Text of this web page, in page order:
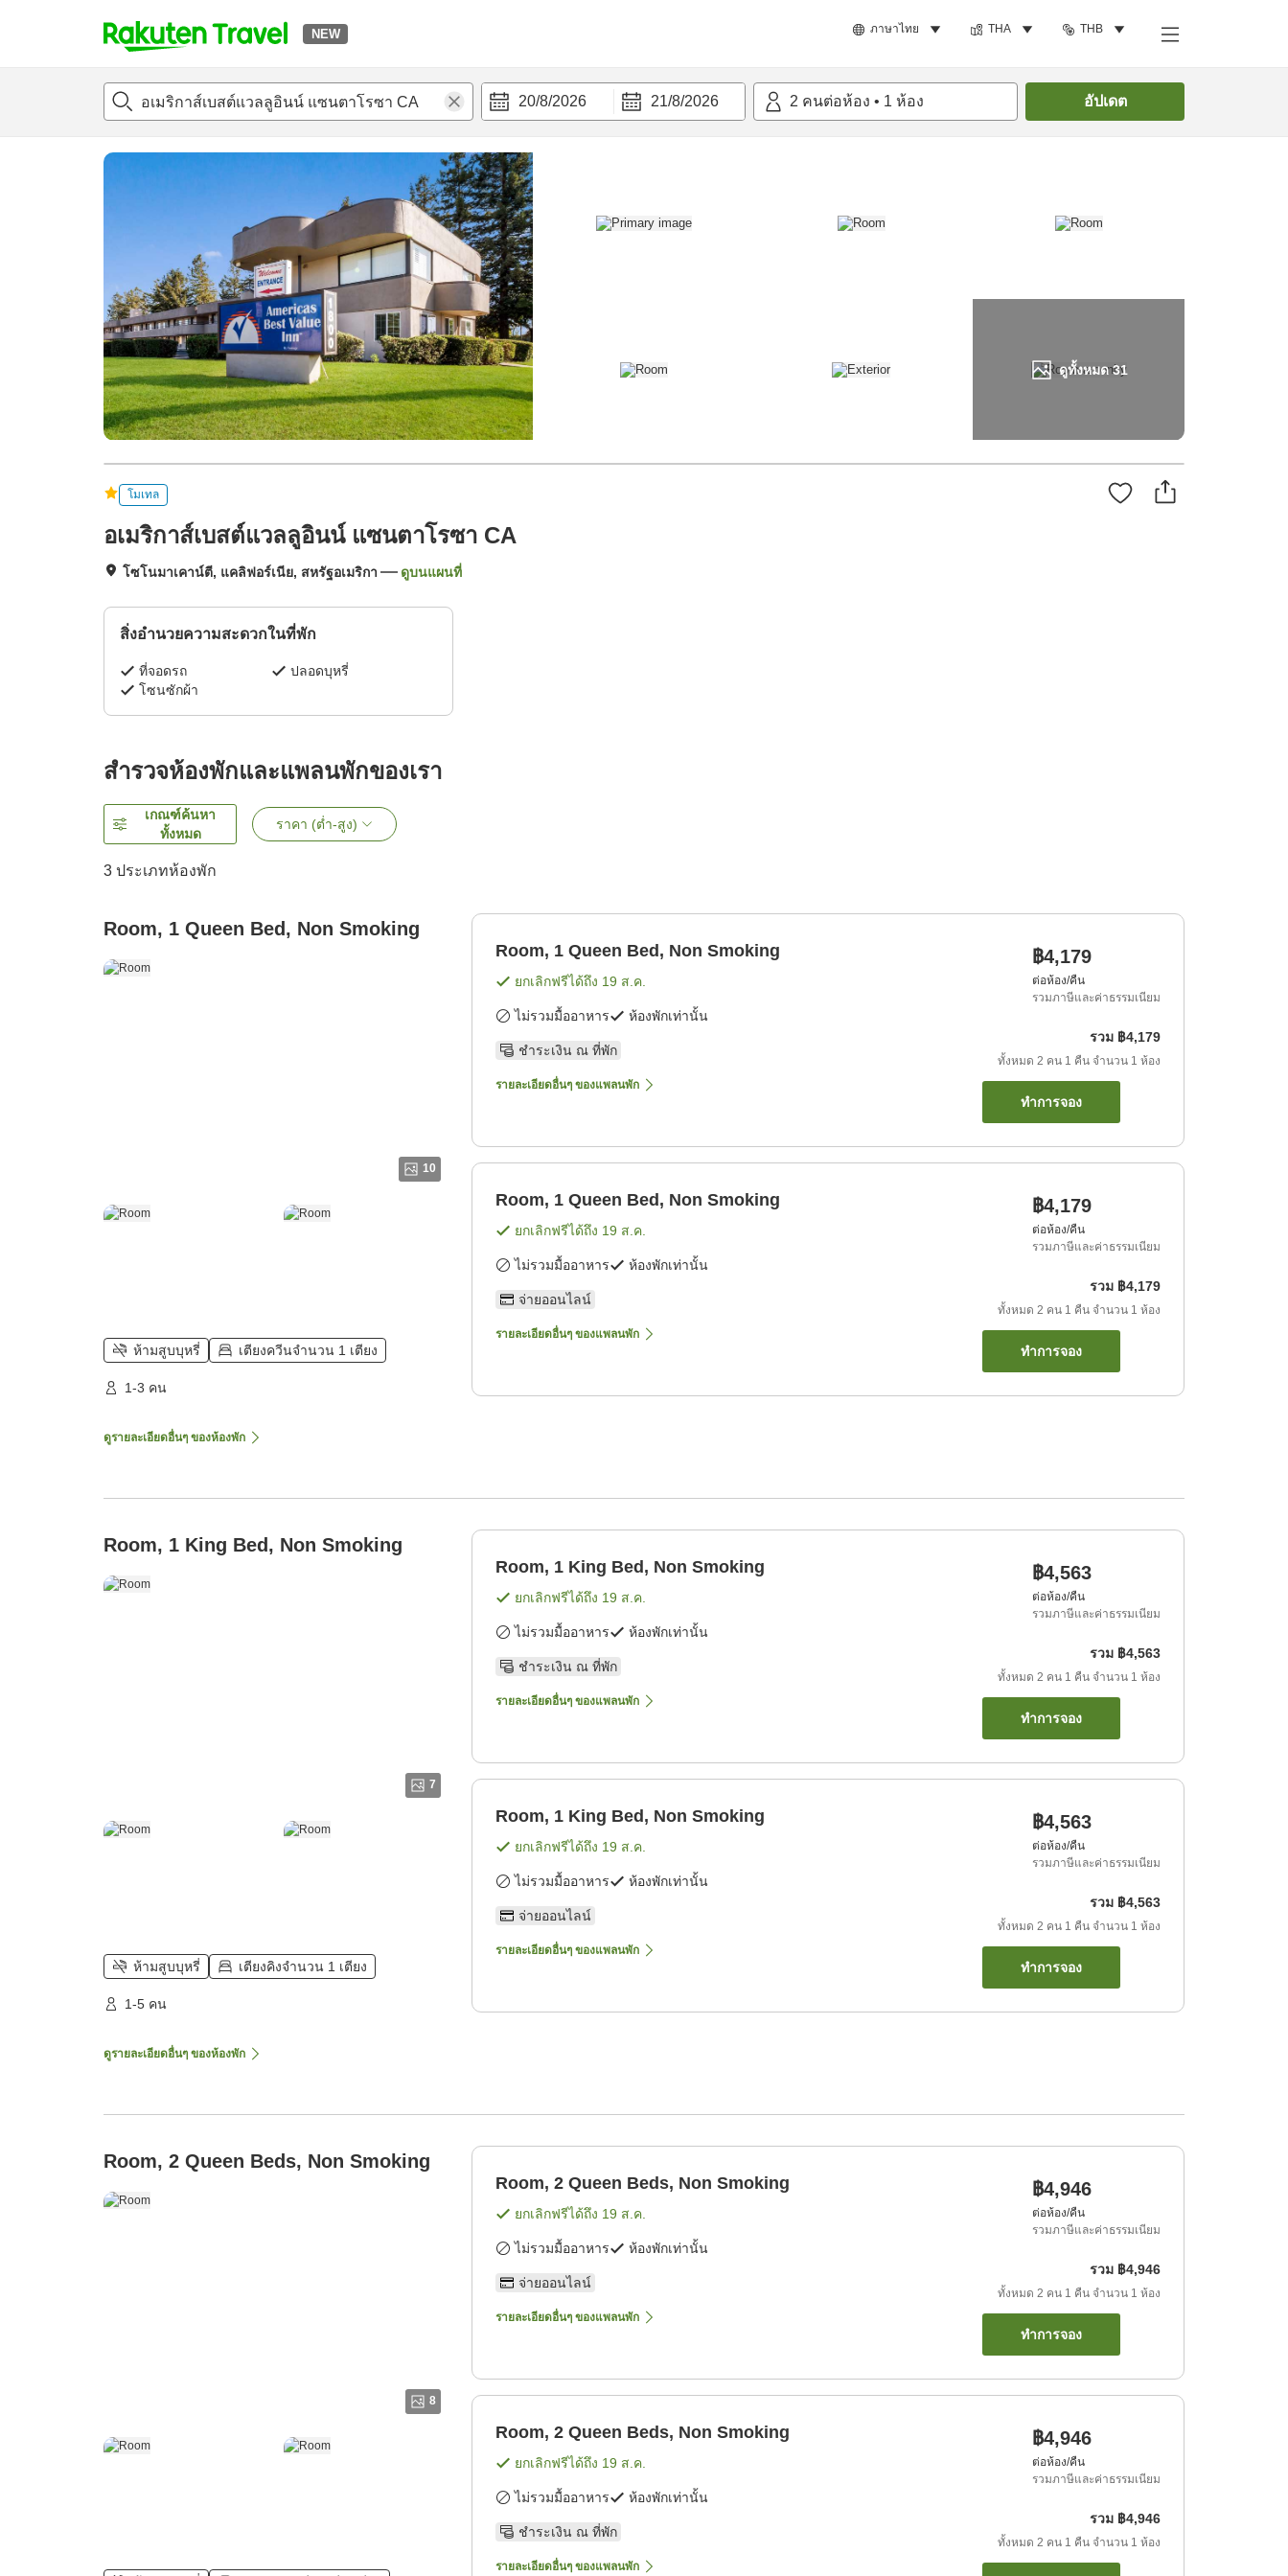
NEW ภาษาไทย THA THB
t
p
a
c
h
20/8/2026 21/8/2026 2 คนต่อห้อง • 1 ห้อง อัปเดต
ดูทั้งหมด31
แนะนำที่พักห้องพักและแพลนพักรีวิวสิ่่งอำนวยความสะดวก ค้นหาห้องพัก
โมเทล
อเมริกาส์เบสต์แวลลูอินน์ แซนตาโรซา CA
โซโนมาเคาน์ตี, แคลิฟอร์เนีย, สหรัฐอเมริกา ดูบนแผนที่
สิ่งอำนวยความสะดวกในที่พัก
ที่จอดรถ
ปลอดบุหรี่
โซนซักผ้า
สำรวจห้องพักและแพลนพักของเรา
เกณฑ์ค้นหา
ทั้งหมด
ราคา (ต่ำ-สูง)
3 ประเภทห้องพัก
Room, 1 Queen Bed, Non Smoking
10
ห้ามสูบบุหรี่ เตียงควีนจำนวน 1 เตียง
1-3 คน
ดูรายละเอียดอื่นๆ ของห้องพัก
Room, 1 Queen Bed, Non Smoking
ยกเลิกฟรีได้ถึง 19 ส.ค.
ไม่รวมมื้ออาหาร ห้องพักเท่านั้น
ชำระเงิน ณ ที่พัก
รายละเอียดอื่นๆ ของแพลนพัก
฿4,179
ต่อห้อง/คืน
รวมภาษีและค่าธรรมเนียม
รวม ฿4,179
ทั้งหมด 2 คน 1 คืน จำนวน 1 ห้อง
ทำการจอง
Room, 1 Queen Bed, Non Smoking
ยกเลิกฟรีได้ถึง 19 ส.ค.
ไม่รวมมื้ออาหาร ห้องพักเท่านั้น
จ่ายออนไลน์
รายละเอียดอื่นๆ ของแพลนพัก
฿4,179
ต่อห้อง/คืน
รวมภาษีและค่าธรรมเนียม
รวม ฿4,179
ทั้งหมด 2 คน 1 คืน จำนวน 1 ห้อง
ทำการจอง
Room, 1 King Bed, Non Smoking
7
ห้ามสูบบุหรี่ เตียงคิงจำนวน 1 เตียง
1-5 คน
ดูรายละเอียดอื่นๆ ของห้องพัก
Room, 1 King Bed, Non Smoking
ยกเลิกฟรีได้ถึง 19 ส.ค.
ไม่รวมมื้ออาหาร ห้องพักเท่านั้น
ชำระเงิน ณ ที่พัก
รายละเอียดอื่นๆ ของแพลนพัก
฿4,563
ต่อห้อง/คืน
รวมภาษีและค่าธรรมเนียม
รวม ฿4,563
ทั้งหมด 2 คน 1 คืน จำนวน 1 ห้อง
ทำการจอง
Room, 1 King Bed, Non Smoking
ยกเลิกฟรีได้ถึง 19 ส.ค.
ไม่รวมมื้ออาหาร ห้องพักเท่านั้น
จ่ายออนไลน์
รายละเอียดอื่นๆ ของแพลนพัก
฿4,563
ต่อห้อง/คืน
รวมภาษีและค่าธรรมเนียม
รวม ฿4,563
ทั้งหมด 2 คน 1 คืน จำนวน 1 ห้อง
ทำการจอง
Room, 2 Queen Beds, Non Smoking
8
Room, 2 Queen Beds, Non Smoking
ยกเลิกฟรีได้ถึง 19 ส.ค.
ไม่รวมมื้ออาหาร ห้องพักเท่านั้น
จ่ายออนไลน์
รายละเอียดอื่นๆ ของแพลนพัก
฿4,946
ต่อห้อง/คืน
รวมภาษีและค่าธรรมเนียม
รวม ฿4,946
ทั้งหมด 2 คน 1 คืน จำนวน 1 ห้อง
ทำการจอง
Room, 2 Queen Beds, Non Smoking
ยกเลิกฟรีได้ถึง 19 ส.ค.
ไม่รวมมื้ออาหาร ห้องพักเท่านั้น
ชำระเงิน ณ ที่พัก
รายละเอียดอื่นๆ ของแพลนพัก
฿4,946
ต่อห้อง/คืน
รวมภาษีและค่าธรรมเนียม
รวม ฿4,946
ทั้งหมด 2 คน 1 คืน จำนวน 1 ห้อง